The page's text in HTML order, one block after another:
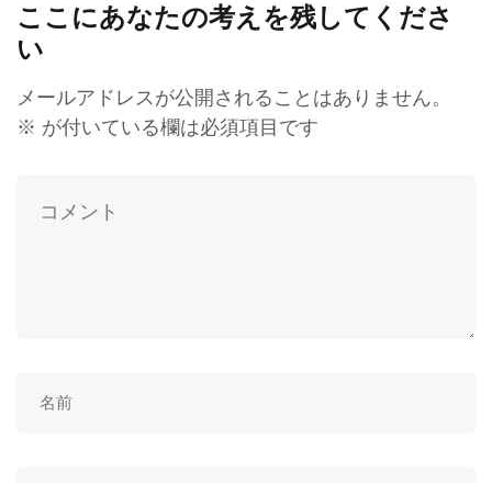
ここにあなたの考えを残してくださ
い
メールアドレスが公開されることはありません。
※ が付いている欄は必須項目です